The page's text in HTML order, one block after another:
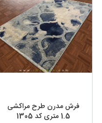
فرش مدرن طرح مراکشی
1.5 متری کد 1305